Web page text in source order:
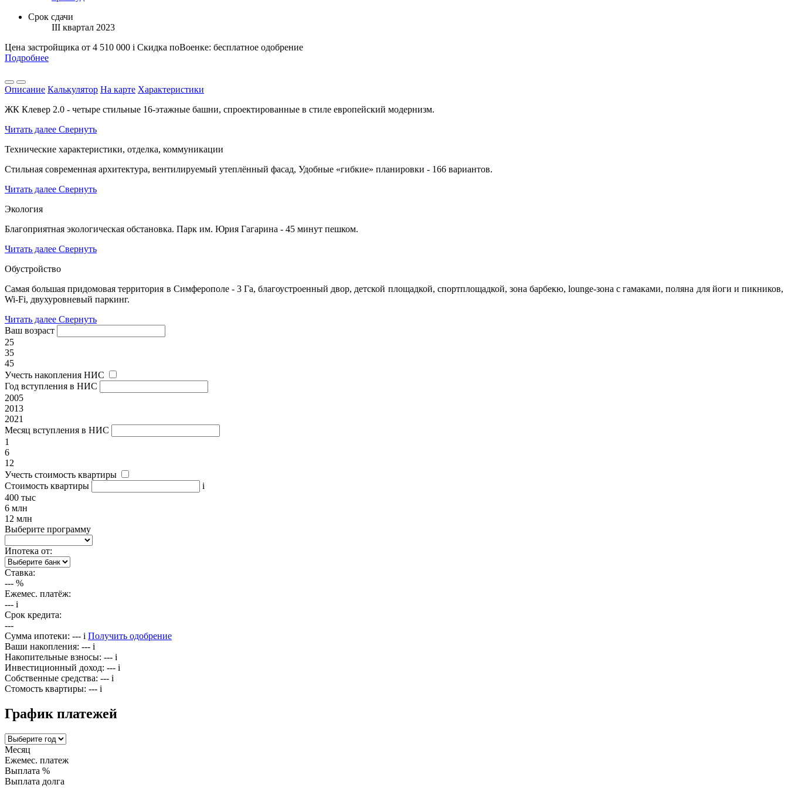
Срок сдачи
III квартал 2023
Цена застройщика от 4 510 000 i Скидка поВоенке: бесплатное одобрение
Подробнее
Описание Калькулятор На карте Характеристики
ЖК Клевер 2.0 - четыре стильные 16-этажные башни, спроектированные в стиле европейский модернизм.
Читать далее Свернуть
Технические характеристики, отделка, коммуникации
Стильная современная архитектура, вентилируемый утеплённый фасад, Удобные «гибкие» планировки - 166 вариантов.
Читать далее Свернуть
Экология
Благоприятная экологическая обстановка. Парк им. Юрия Гагарина - 45 минут пешком.
Читать далее Свернуть
Обустройство
Самая большая придомовая территория в Симферополе - 3 Га, благоустроенный двор, детской площадкой, спортплощадкой, зона барбекю, lounge-зона с гамаками, поляна для йоги и пикников,
Wi-Fi, двухуровневый паркинг.
Читать далее Свернуть
Ваш возраст
25
35
45
Учесть накопления НИС
Год вступления в НИС
2005
2013
2021
Месяц вступления в НИС
1
6
12
Учесть стоимость квартиры
Стоимость квартиры
i
400 тыс
6 млн
12 млн
Выберите программу
Ипотека от:
Ставка:
--- %
Ежемес. платёж:
--- i
Срок кредита:
---
Сумма ипотеки: --- i Получить одобрение
Ваши накопления: --- i
Накопительные взносы: --- i
Инвестиционный доход: --- i
Собственные средства: --- i
Стомость квартиры: --- i
График платежей
Месяц
Ежемес. платеж
Выплата %
Выплата долга